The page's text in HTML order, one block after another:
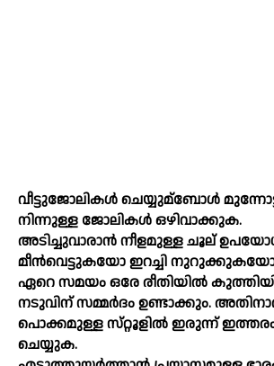
വീട്ടുജോലികള്‍ ചെയ്യുമ്ബോള്‍
നിന്നുള്ള ജോലികള്‍ ഒഴിവാക്കുക.
അടിച്ചുവാരാന്‍ നീളമുള്ള ചൂല്‌
മീന്‍വെട്ടുകയോ ഇറച്ചി
ഏറെ സമയം ഒരേ രീതിയില്‍
നടുവിന്‌ സമ്മര്‍ദം ഉണ്ടാക്കും.
പൊക്കമുള്ള സ്‌റ്റൂളില്‍ ഇരുന്ന്‌
ചെയ്യുക.